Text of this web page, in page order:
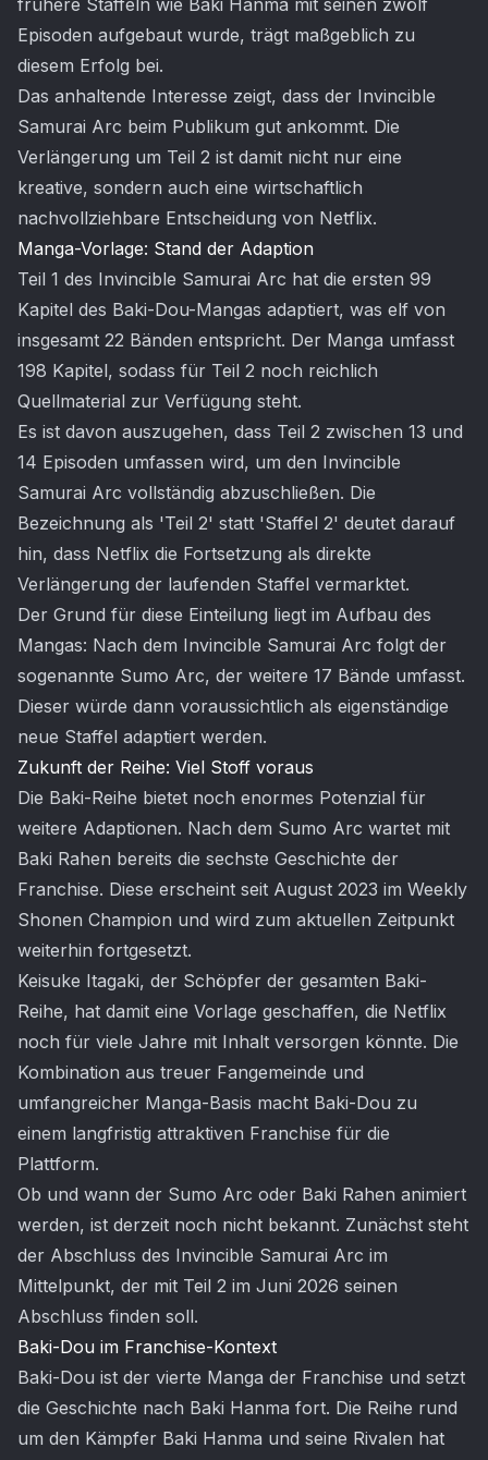
frühere Staffeln wie Baki Hanma mit seinen zwölf
Episoden aufgebaut wurde, trägt maßgeblich zu
diesem Erfolg bei.
Das anhaltende Interesse zeigt, dass der Invincible
Samurai Arc beim Publikum gut ankommt. Die
Verlängerung um Teil 2 ist damit nicht nur eine
kreative, sondern auch eine wirtschaftlich
nachvollziehbare Entscheidung von Netflix.
Manga-Vorlage: Stand der Adaption
Teil 1 des Invincible Samurai Arc hat die ersten 99
Kapitel des Baki-Dou-Mangas adaptiert, was elf von
insgesamt 22 Bänden entspricht. Der Manga umfasst
198 Kapitel, sodass für Teil 2 noch reichlich
Quellmaterial zur Verfügung steht.
Es ist davon auszugehen, dass Teil 2 zwischen 13 und
14 Episoden umfassen wird, um den Invincible
Samurai Arc vollständig abzuschließen. Die
Bezeichnung als 'Teil 2' statt 'Staffel 2' deutet darauf
hin, dass Netflix die Fortsetzung als direkte
Verlängerung der laufenden Staffel vermarktet.
Der Grund für diese Einteilung liegt im Aufbau des
Mangas: Nach dem Invincible Samurai Arc folgt der
sogenannte Sumo Arc, der weitere 17 Bände umfasst.
Dieser würde dann voraussichtlich als eigenständige
neue Staffel adaptiert werden.
Zukunft der Reihe: Viel Stoff voraus
Die Baki-Reihe bietet noch enormes Potenzial für
weitere Adaptionen. Nach dem Sumo Arc wartet mit
Baki Rahen bereits die sechste Geschichte der
Franchise. Diese erscheint seit August 2023 im Weekly
Shonen Champion und wird zum aktuellen Zeitpunkt
weiterhin fortgesetzt.
Keisuke Itagaki, der Schöpfer der gesamten Baki-
Reihe, hat damit eine Vorlage geschaffen, die Netflix
noch für viele Jahre mit Inhalt versorgen könnte. Die
Kombination aus treuer Fangemeinde und
umfangreicher Manga-Basis macht Baki-Dou zu
einem langfristig attraktiven Franchise für die
Plattform.
Ob und wann der Sumo Arc oder Baki Rahen animiert
werden, ist derzeit noch nicht bekannt. Zunächst steht
der Abschluss des Invincible Samurai Arc im
Mittelpunkt, der mit Teil 2 im Juni 2026 seinen
Abschluss finden soll.
Baki-Dou im Franchise-Kontext
Baki-Dou ist der vierte Manga der Franchise und setzt
die Geschichte nach Baki Hanma fort. Die Reihe rund
um den Kämpfer Baki Hanma und seine Rivalen hat